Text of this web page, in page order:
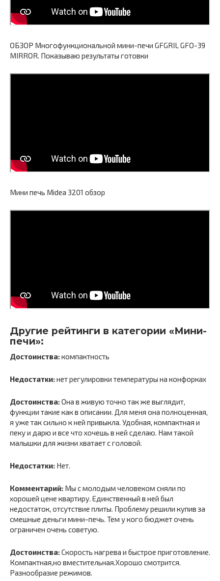
ОБЗОР Многофункциональной мини-печи GFGRIL GFO-39
MIRROR. Показываю результаты готовки
Мини печь Midea 3201 обзор
Другие рейтинги в категории «Мини-
печи»:
Достоинства:компактность
Недостатки:нет регулировки температуры на конфорках
Достоинства:Она в живую точно так же выглядит,
функции такие как в описании. Для меня она полноценная,
я уже так сильно к ней привыкла. Удобная, компактная и
пеку и дарю и все что хочешь в ней сделаю. Нам такой
малышки для жизни хватает с головой.
Недостатки: Нет.
Комментарий: Мы с молодым человеком сняли по
хорошей цене квартиру. Единственный в ней был
недостаток, отсутствие плиты. Проблему решили купив за
смешные деньги мини-печь. Тем у кого бюджет очень
ограничен очень советую.
Достоинства:Скорость нагрева и быстрое приготовление.
Компактная,но вместительная.Хорошо смотрится.
Разнообразие режимов.